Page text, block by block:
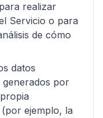
realizar
Servicio o para
de cómo
datos
generados por
ejemplo, la